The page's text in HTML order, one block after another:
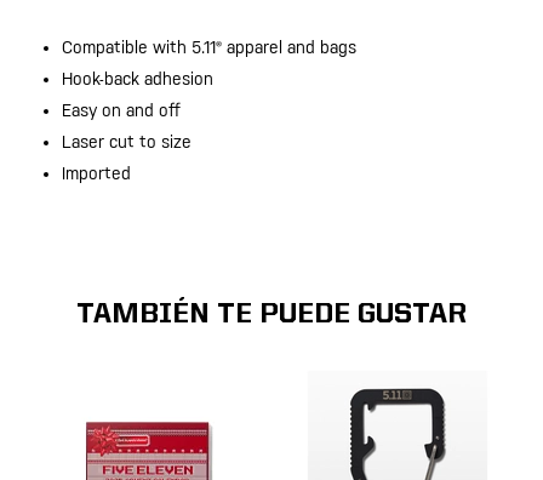
Compatible with 5.11® apparel and bags
Hook-back adhesion
Easy on and off
Laser cut to size
Imported
TAMBIÉN TE PUEDE GUSTAR